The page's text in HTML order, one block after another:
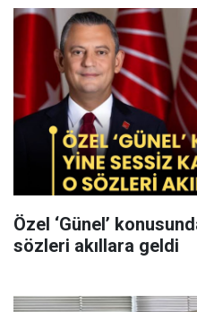
Özel ‘Günel’
sözleri akıllara geldi